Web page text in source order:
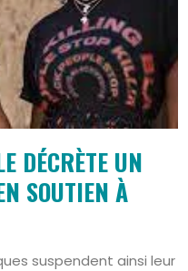
DÉCRÈTE UN
SOUTIEN À
suspendent ainsi leur